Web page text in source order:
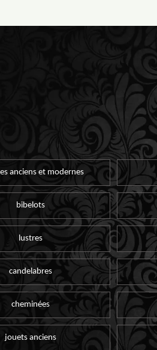
anciens et modernes
bibelots
lustres
candelabres
cheminées
jouets anciens